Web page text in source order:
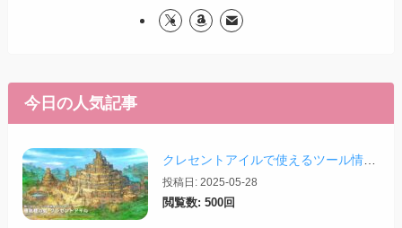
今日の人気記事
投稿日: 2025-05-28
閲覧数: 500回